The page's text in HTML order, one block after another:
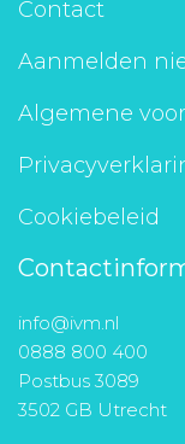
Contact
Aanmelden
Algemene
Cookiebeleid
info@ivm.nl
0888 800 400
Postbus 3089
3502 GB Utrecht